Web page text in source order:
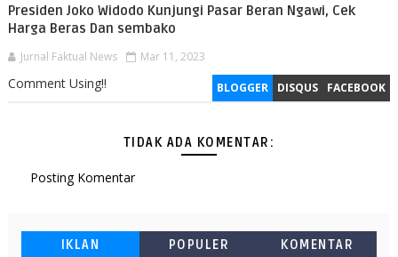
Presiden Joko Widodo Kunjungi Pasar Beran Ngawi, Cek
Harga Beras Dan sembako
Jurnal Faktual News Mar 11, 2023
BLOGGER DISQUS FACEBOOK
Comment Using!!
TIDAK ADA KOMENTAR:
Posting Komentar
IKLAN POPULER KOMENTAR